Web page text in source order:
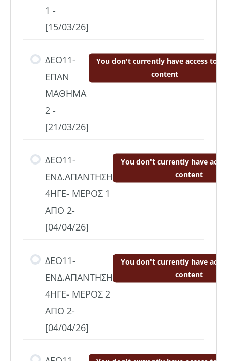
1 -
[15/03/26]
ΔΕΟ11-
ΕΠΑΝ
ΜΑΘΗΜΑ
2 -
[21/03/26]
You don't currently have access to
content
ΔΕΟ11-
ΕΝΔ.ΑΠΑΝΤΗΣΗ
4ΗΓΕ- ΜΕΡΟΣ 1
ΑΠΟ 2-
[04/04/26]
You don't currently have
content
ΔΕΟ11-
ΕΝΔ.ΑΠΑΝΤΗΣΗ
4ΗΓΕ- ΜΕΡΟΣ 2
ΑΠΟ 2-
[04/04/26]
You don't currently have
content